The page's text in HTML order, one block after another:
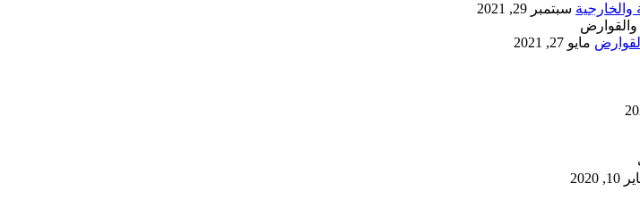
سبتمبر 29, 2021
مايو 27, 2021
2020